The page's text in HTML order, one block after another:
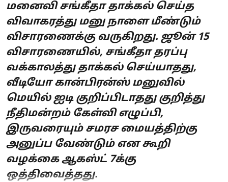
மனைவி சங்கீதா தாக்கல் செய்த
விவாகரத்து மனு நாளை மீண்டும்
விசாரணைக்கு வருகிறது. ஜூன் 15
விசாரணையில், சங்கீதா தரப்பு
வக்காலத்து தாக்கல் செய்யாதது,
வீடியோ கான்பிரன்ஸ் மனுவில்
மெயில் ஐடி குறிப்பிடாதது குறித்து
நீதிமன்றம் கேள்வி எழுப்பி,
இருவரையும் சமரச மையத்திற்கு
அனுப்ப வேண்டும் என கூறி
வழக்கை ஆகஸ்ட் 7க்கு
ஒத்திவைத்தது.